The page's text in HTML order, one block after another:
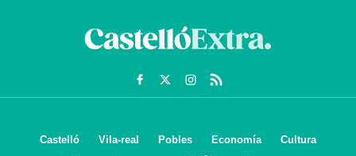
Castelló Vila-real Pobles Economía
Cultura